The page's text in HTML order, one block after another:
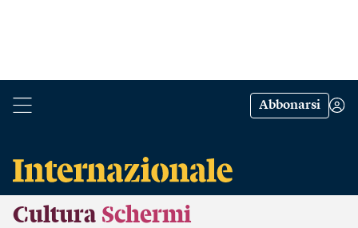
Abbonarsi
Cultura Schermi